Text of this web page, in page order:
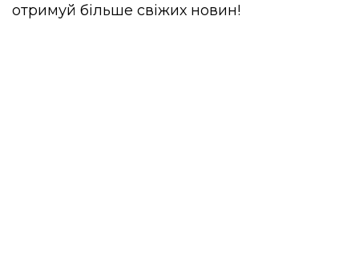
отримуй більше свіжих новин!